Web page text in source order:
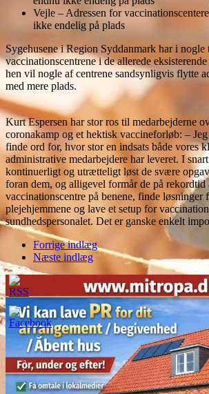
Vejle – Adressen for
ikke endelig på plads
Sygehusene i Region Syddanmark har i
vaccinationscentrene i de allerede
hen vil nogle af centrene sandsynligvis flytte
med mere plads.
Kurt Espersen har stor ros til medarbejderne
coronakamp og et hektisk vaccineforløb: –
finde ord for, hvor stor en indsats både vores
administrative medarbejdere har leveret. I
kontinuerligt og utrætteligt løst de svære
foran dem, og alligevel formår de på rekordtid
vaccinationscentre på benene, finde løsninger
plejehjemmene og lave et setup for
sundhedspersonalet. Det er ganske enkelt
Forrige indlæg
Næste indlæg